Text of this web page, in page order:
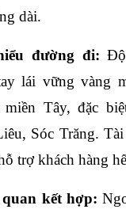
dài.
đường đi:
lái vững vàng
Tây, đặc
Sóc Trăng.
trợ khách hàng
kết hợp: